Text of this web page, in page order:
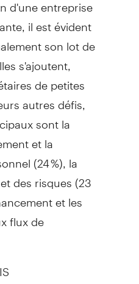
il est évident
son lot de
s'ajoutent,
de petites
autres défis,
sont la
et la
(24 %), la
des risques (23
et les
flux de